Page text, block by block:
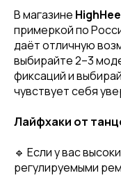
В магазине
примеркой по
даёт отличную
выбирайте 2–3
фиксаций и
чувствует себя
Лайфхаки от
🔹 Если у вас
регулируемыми